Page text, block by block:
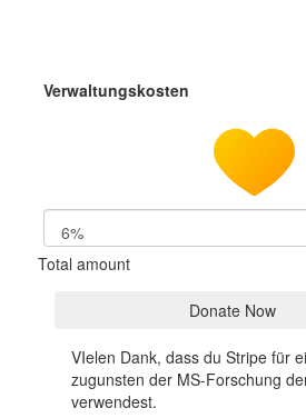
Verwaltungskosten
6%
Total amount
Donate Now
VIelen Dank, dass du Stripe für
zugunsten der MS-Forschung
verwendest.